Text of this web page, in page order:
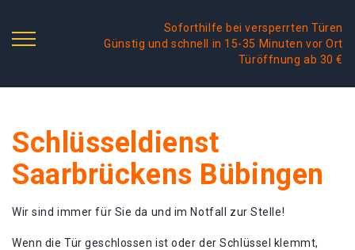
Soforthilfe bei versperrten Türen
Günstig und schnell in 15-35 Minuten vor Ort
Türöffnung ab 30 €
Schlüsseldienst
Saarbrückens Bübingen
Wir sind immer für Sie da und im Notfall zur Stelle!
Wenn die Tür geschlossen ist oder der Schlüssel klemmt,